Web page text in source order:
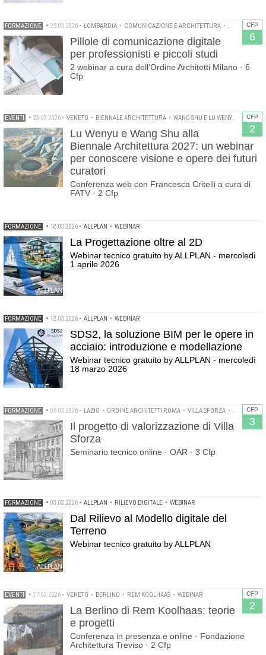
CFP
6
FORMAZIONE • 25.03.2026 • LOMBARDIA • COMUNICAZIONE E ARCHITETTURA • WEBINAR
Pillole di comunicazione digitale
per professionisti e piccoli studi
2 webinar a cura dell'Ordine Architetti Milano · 6
Cfp
CFP
2
EVENTI • 23.03.2026 • VENETO • BIENNALE ARCHITETTURA • WANG SHU E LU WENYU
Lu Wenyu e Wang Shu alla
Biennale Architettura 2027: un webinar
per conoscere visione e opere dei futuri
curatori
Conferenza web con Francesca Critelli a cura di
FATV · 2 Cfp
FORMAZIONE • 18.03.2026 • ALLPLAN • WEBINAR
La Progettazione oltre al 2D
Webinar tecnico gratuito by ALLPLAN - mercoledì
1 aprile 2026
FORMAZIONE • 12.03.2026 • ALLPLAN • WEBINAR
SDS2, la soluzione BIM per le opere in
acciaio: introduzione e modellazione
Webinar tecnico gratuito by ALLPLAN - mercoledì
18 marzo 2026
CFP
3
FORMAZIONE • 06.03.2026 • LAZIO • ORDINE ARCHITETTI ROMA • VILLA SFORZA • WEBINAR
Il progetto di valorizzazione di Villa
Sforza
Seminario tecnico online · OAR · 3 Cfp
FORMAZIONE • 03.03.2026 • ALLPLAN • RILIEVO DIGITALE • WEBINAR
Dal Rilievo al Modello digitale del
Terreno
Webinar tecnico gratuito by ALLPLAN
CFP
2
EVENTI • 27.02.2026 • VENETO • BERLINO • REM KOOLHAAS • WEBINAR
La Berlino di Rem Koolhaas: teorie
e progetti
Conferenza in presenza e online · Fondazione
Architettura Treviso · 2 Cfp